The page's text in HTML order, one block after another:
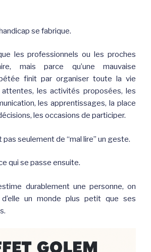
se fabrique.
les professionnels ou les proches
mais parce qu’une mauvaise
finit par organiser toute la vie
les activités proposées, les
les apprentissages, la place
les occasions de participer.
pas seulement de “mal lire” un geste.
qui se passe ensuite.
durablement une personne, on
un monde plus petit que ses